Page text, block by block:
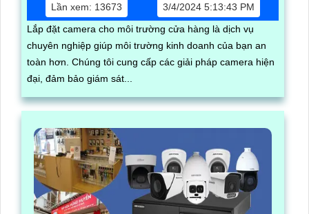
Lần xem: 13673
3/4/2024 5:13:43 PM
Lắp đặt camera cho môi trường cửa hàng là dịch vụ
chuyên nghiệp giúp môi trường kinh doanh của bạn an
toàn hơn. Chúng tôi cung cấp các giải pháp camera hiện
đại, đảm bảo giám sát...